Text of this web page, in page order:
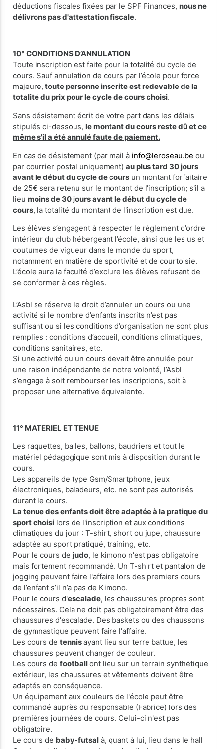
déductions fiscales fixées par le SPF Finances, nous ne
délivrons pas d'attestation fiscale.
10° CONDITIONS D’ANNULATION
Toute inscription est faite pour la totalité du cycle de
cours. Sauf annulation de cours par l’école pour force
majeure, toute personne inscrite est redevable de la
totalité du prix pour le cycle de cours choisi.
Sans désistement écrit de votre part dans les délais
stipulés ci-dessous, le montant du cours reste dû et ce
même s'il a été annulé faute de paiement.
En cas de désistement (par mail à info@leroseau.be ou
par courrier postal uniquement) au plus tard 30 jours
avant le début du cycle de cours un montant forfaitaire
de 25€ sera retenu sur le montant de l'inscription; s'il a
lieu moins de 30 jours avant le début du cycle de
cours, la totalité du montant de l'inscription est due.
Les élèves s’engagent à respecter le règlement d’ordre
intérieur du club hébergeant l’école, ainsi que les us et
coutumes de vigueur dans le monde du sport,
notamment en matière de sportivité et de courtoisie.
L’école aura la faculté d’exclure les élèves refusant de
se conformer à ces règles.
L’Asbl se réserve le droit d’annuler un cours ou une
activité si le nombre d’enfants inscrits n’est pas
suffisant ou si les conditions d’organisation ne sont plus
remplies : conditions d’accueil, conditions climatiques,
conditions sanitaires, etc.
Si une activité ou un cours devait être annulée pour
une raison indépendante de notre volonté, l’Asbl
s’engage à soit rembourser les inscriptions, soit à
proposer une alternative équivalente.
11° MATERIEL ET TENUE
Les raquettes, balles, ballons, baudriers et tout le
matériel pédagogique sont mis à disposition durant le
cours.
Les appareils de type Gsm/Smartphone, jeux
électroniques, baladeurs, etc. ne sont pas autorisés
durant le cours.
La tenue des enfants doit être adaptée à la pratique du
sport choisi lors de l'inscription et aux conditions
climatiques du jour : T-shirt, short ou jupe, chaussure
adaptée au sport pratiqué, training, etc.
Pour le cours de judo, le kimono n'est pas obligatoire
mais fortement recommandé. Un T-shirt et pantalon de
jogging peuvent faire l'affaire lors des premiers cours
de l’enfant s’il n’a pas de Kimono.
Pour le cours d'escalade, les chaussures propres sont
nécessaires. Cela ne doit pas obligatoirement être des
chaussures d'escalade. Des baskets ou des chaussons
de gymnastique peuvent faire l'affaire.
Les cours de tennisayant lieu sur terre battue, les
chaussures peuvent changer de couleur.
Les cours de footballont lieu sur un terrain synthétique
extérieur, les chaussures et vêtements doivent être
adaptés en conséquence.
Un équipement aux couleurs de l'école peut être
commandé auprès du responsable (Fabrice) lors des
premières journées de cours. Celui-ci n'est pas
obligatoire.
Le cours de baby-futsal à, quant à lui, lieu dans le hall